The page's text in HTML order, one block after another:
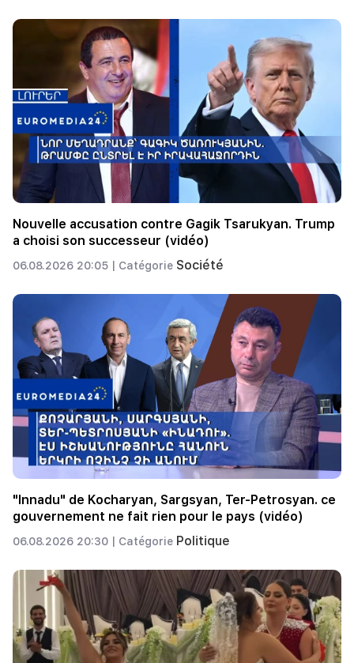
Nouvelle accusation contre Gagik Tsarukyan. Trump
a choisi son successeur (vidéo)
06.08.2026 20:05 | Catégorie Société
"Innadu" de Kocharyan, Sargsyan, Ter-Petrosyan. ce
gouvernement ne fait rien pour le pays (vidéo)
06.08.2026 20:30 | Catégorie Politique